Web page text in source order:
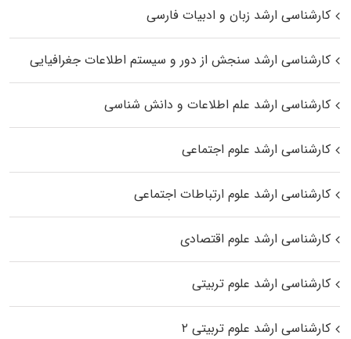
کارشناسی ارشد زبان و ادبیات فارسی
کارشناسی ارشد سنجش از دور و سیستم اطلاعات جغرافیایی
کارشناسی ارشد علم اطلاعات و دانش شناسی
کارشناسی ارشد علوم اجتماعی
کارشناسی ارشد علوم ارتباطات اجتماعی
کارشناسی ارشد علوم اقتصادی
کارشناسی ارشد علوم تربیتی
کارشناسی ارشد علوم تربیتی ۲